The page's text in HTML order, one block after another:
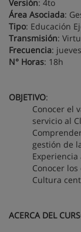
Versión: 4to
Área Asociada:
Tipo: Educación
Transmisión:
Frecuencia:
N° Horas: 18h
OBJETIVO:
Conocer el
servicio al
gestión de
Experiencia
Conocer
Cultura
ACERCA DEL